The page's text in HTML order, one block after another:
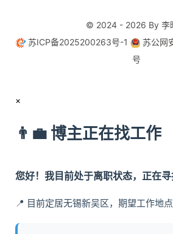
© 2024 - 2026 By 李
苏ICP备2025200263号-1
苏公网
号
×
👨‍💼 博主正在找工作
您好！我目前处于离职状态，正在寻
📍 目前定居无锡新吴区，期望工作地点